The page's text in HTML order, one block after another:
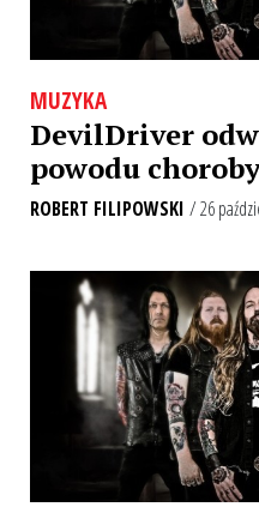
MUZYKA
DevilDriver
powodu
ROBERT FILIPOWSKI / 26